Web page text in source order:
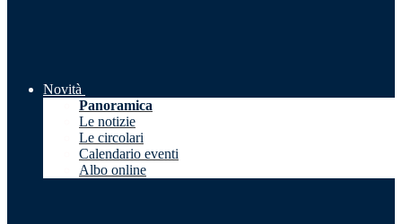
Novità
Panoramica
Le notizie
Le circolari
Calendario eventi
Albo online